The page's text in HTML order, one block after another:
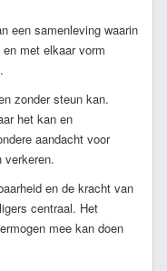
een samenleving waarin
met elkaar vorm
zonder steun kan.
het kan en
aandacht voor
verkeren.
en de kracht van
centraal. Het
mee kan doen